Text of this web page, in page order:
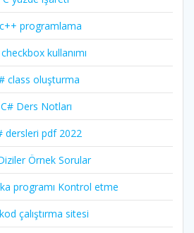
programlama
kullanımı
class oluşturma
C# Ders Notları
dersleri pdf 2022
Örnek Sorular
programı Kontrol etme
çalıştırma sitesi